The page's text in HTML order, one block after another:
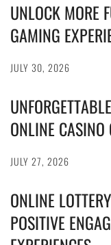
UNLOCK MORE
GAMING
JULY 30, 2026
ONLINE
JULY 27, 2026
ONLINE
POSITIVE